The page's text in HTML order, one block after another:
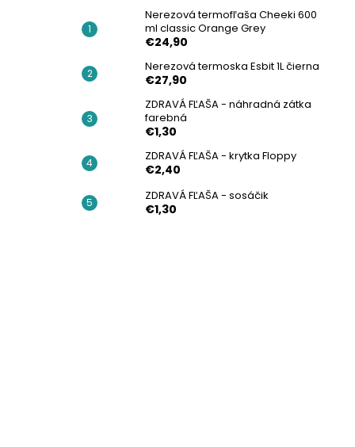
Nerezová termofľaša Cheeki 600
ml classic Orange Grey
€24,90
Nerezová termoska Esbit 1L čierna
€27,90
ZDRAVÁ FĽAŠA - náhradná zátka
farebná
€1,30
ZDRAVÁ FĽAŠA - krytka Floppy
€2,40
ZDRAVÁ FĽAŠA - sosáčik
€1,30